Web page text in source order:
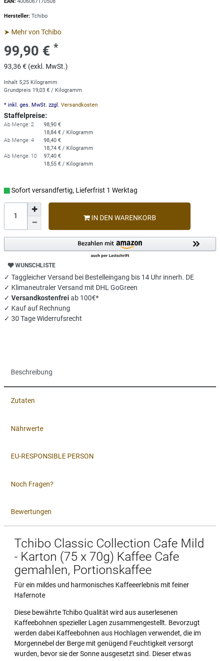
EAN: 4006067170508
Hersteller: Tchibo
➤ Mehr von Tchibo
99,90 € *
93,36 € (exkl. MwSt.)
Inhalt 5,25 Kilogramm
Grundpreis 19,03 € / Kilogramm
* inkl. ges. MwSt. zzgl. Versandkosten
Staffelpreise:
Ab Menge: 2
98,90 €
18,84 € / Kilogramm
Ab Menge: 4
98,40 €
18,74 € / Kilogramm
Ab Menge: 10
97,40 €
18,55 € / Kilogramm
Sofort versandfertig, Lieferfrist 1 Werktag
IN DEN WARENKORB
WUNSCHLISTE
✓ Taggleicher Versand bei Bestelleingang bis 14 Uhr innerh. DE
✓ Klimaneutraler Versand mit DHL GoGreen
✓ Versandkostenfrei ab 100€*
✓ Kauf auf Rechnung
✓ 30 Tage Widerrufsrecht
Beschreibung
Zutaten
Nährwerte
EU-RESPONSIBLE PERSON
Noch Fragen?
Bewertungen
Tchibo Classic Collection Cafe Mild
- Karton (75 x 70g) Kaffee Cafe
gemahlen, Portionskaffee
Für ein mildes und harmonisches Kaffeeerlebnis mit feiner
Hafernote
Diese bewährte Tchibo Qualität wird aus auserlesenen
Kaffeebohnen spezieller Lagen zusammengestellt. Bevorzugt
werden dabei Kaffeebohnen aus Hochlagen verwendet, die im
Morgennebel der Berge mit genügend Feuchtigkeit versorgt
wurden, bevor sie der Sonne ausgesetzt sind. Dieser etwas